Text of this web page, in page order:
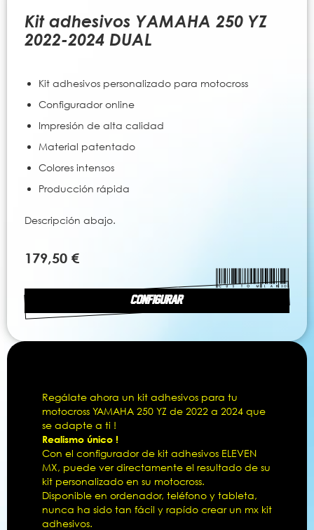
Kit adhesivos YAMAHA 250 YZ
2022-2024 DUAL
Kit adhesivos personalizado para motocross
Configurador online
Impresión de alta calidad
Material patentado
Colores intensos
Producción rápida
Descripción abajo.
CONFIGURAR
179,50 €
comienzo
imágenes
Regálate ahora un kit adhesivos para tu
motocross YAMAHA 250 YZ de 2022 a 2024 que
se adapte a ti !
Realismo único !
Con el configurador de kit adhesivos ELEVEN
MX, puede ver directamente el resultado de su
kit personalizado en su motocross.
Disponible en ordenador, teléfono y tableta,
nunca ha sido tan fácil y rapído crear un mx kit
adhesivos.